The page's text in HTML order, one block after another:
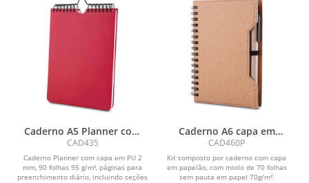
Caderno A5 Planner com
capa em PU
CAD435
Caderno Planner com capa em PU 2
mm, 90 folhas 95 g/m², páginas para
preenchimento diário, incluindo seções
Caderno A6 capa em
papelão reciclado com
caneta
CAD460P
Kit composto por caderno com capa
em papelão, com miolo de 70 folhas
sem pauta em papel 70g/m².